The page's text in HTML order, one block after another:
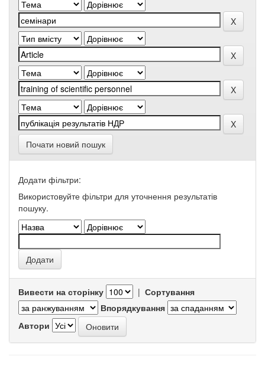
Почати новий пошук
Додати фільтри:
Використовуйте фільтри для уточнення результатів
пошуку.
Вивести на сторінку | Сортування
Впорядкування
Автори